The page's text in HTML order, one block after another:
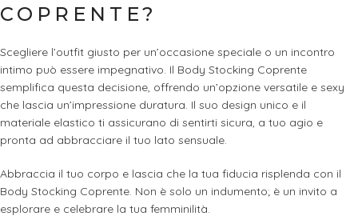
COPRENTE?
Scegliere l’outfit giusto per un’occasione speciale o un incontro
intimo può essere impegnativo. Il Body Stocking Coprente
semplifica questa decisione, offrendo un’opzione versatile e sexy
che lascia un’impressione duratura. Il suo design unico e il
materiale elastico ti assicurano di sentirti sicura, a tuo agio e
pronta ad abbracciare il tuo lato sensuale.
Abbraccia il tuo corpo e lascia che la tua fiducia risplenda con il
Body Stocking Coprente. Non è solo un indumento; è un invito a
esplorare e celebrare la tua femminilità.